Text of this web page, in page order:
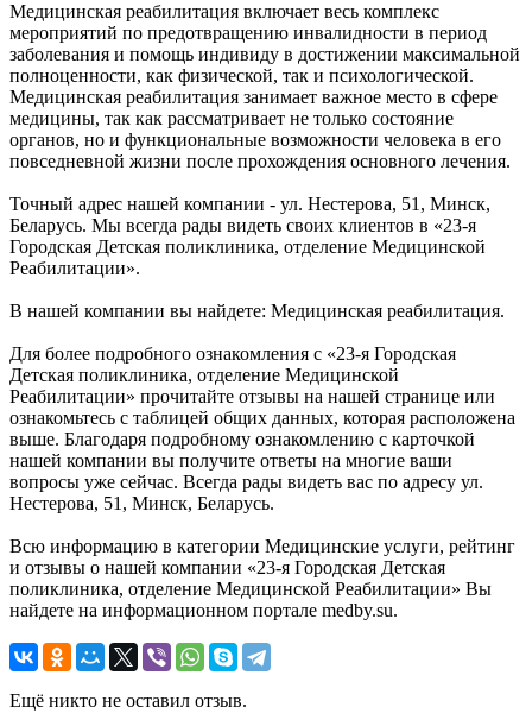
Медицинская реабилитация включает весь комплекс
мероприятий по предотвращению инвалидности в период
заболевания и помощь индивиду в достижении максимальной
полноценности, как физической, так и психологической.
Медицинская реабилитация занимает важное место в сфере
медицины, так как рассматривает не только состояние
органов, но и функциональные возможности человека в его
повседневной жизни после прохождения основного лечения.
Точный адрес нашей компании - ул. Нестерова, 51, Минск,
Беларусь. Мы всегда рады видеть своих клиентов в «23-я
Городская Детская поликлиника, отделение Медицинской
Реабилитации».
В нашей компании вы найдете: Медицинская реабилитация.
Для более подробного ознакомления с «23-я Городская
Детская поликлиника, отделение Медицинской
Реабилитации» прочитайте отзывы на нашей странице или
ознакомьтесь с таблицей общих данных, которая расположена
выше. Благодаря подробному ознакомлению с карточкой
нашей компании вы получите ответы на многие ваши
вопросы уже сейчас. Всегда рады видеть вас по адресу ул.
Нестерова, 51, Минск, Беларусь.
Всю информацию в категории Медицинские услуги, рейтинг
и отзывы о нашей компании «23-я Городская Детская
поликлиника, отделение Медицинской Реабилитации» Вы
найдете на информационном портале medby.su.
Ещё никто не оставил отзыв.